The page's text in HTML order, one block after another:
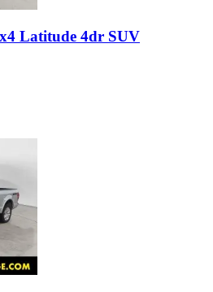
Latitude 4dr SUV